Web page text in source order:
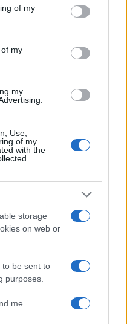
You may click to
its third-party tags to
in below Google
of my
my
my
Use,
of my
with the
storage
on web or
to be sent to
purposes.
me